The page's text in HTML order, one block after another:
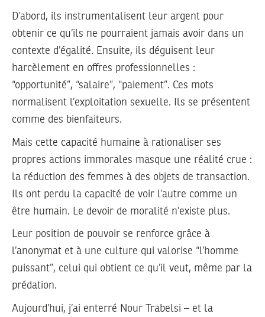
D’abord, ils instrumentalisent leur argent pour
obtenir ce qu’ils ne pourraient jamais avoir dans un
contexte d’égalité. Ensuite, ils déguisent leur
harcèlement en offres professionnelles :
“opportunité”, “salaire”, “paiement”. Ces mots
normalisent l’exploitation sexuelle. Ils se présentent
comme des bienfaiteurs.
Mais cette capacité humaine à rationaliser ses
propres actions immorales masque une réalité crue :
la réduction des femmes à des objets de transaction.
Ils ont perdu la capacité de voir l’autre comme un
être humain. Le devoir de moralité n’existe plus.
Leur position de pouvoir se renforce grâce à
l’anonymat et à une culture qui valorise “l’homme
puissant”, celui qui obtient ce qu’il veut, même par la
prédation.
Aujourd’hui, j’ai enterré Nour Trabelsi – et la